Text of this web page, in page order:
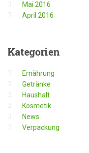
Mai 2016
April 2016
Kategorien
Ernährung
Getränke
Haushalt
Kosmetik
News
Verpackung